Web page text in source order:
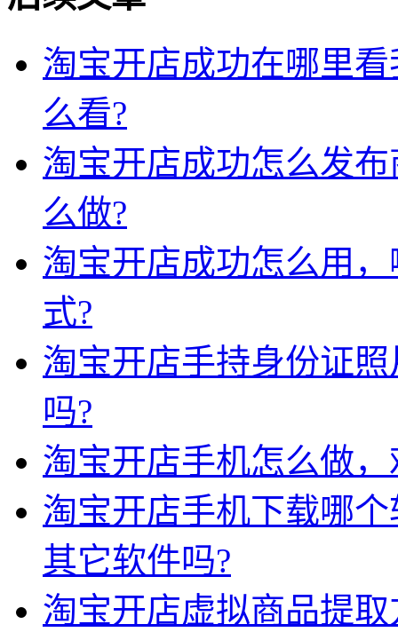
淘宝开店成功在哪里
么看?
淘宝开店成功怎么发
么做?
淘宝开店成功怎么用
式?
淘宝开店手持身份证
吗?
淘宝开店手机怎么做，
淘宝开店手机下载哪
其它软件吗?
淘宝开店虚拟商品提